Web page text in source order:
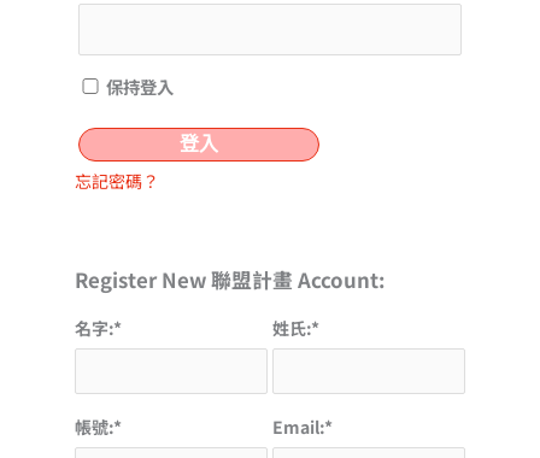
保持登入
登入
忘記密碼？
Register New 聯盟計畫 Account:
名字:* 姓氏:*
帳號:* Email:*